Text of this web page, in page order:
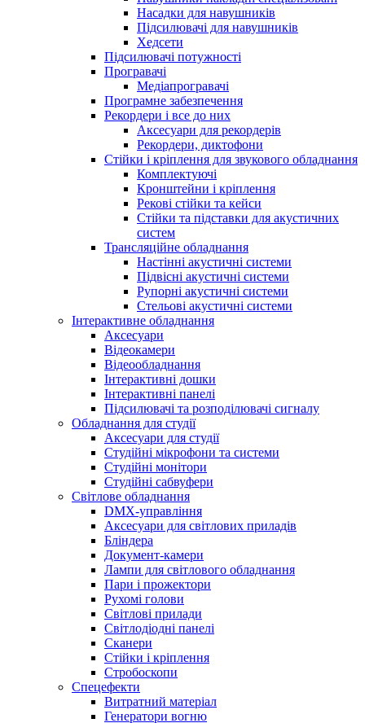
Насадки для навушників
Підсилювачі для навушників
Хедсети
Підсилювачі потужності
Програвачі
Медіапрогравачі
Програмне забезпечення
Рекордери і все до них
Аксесуари для рекордерів
Рекордери, диктофони
Стійки і кріплення для звукового обладнання
Комплектуючі
Кронштейни і кріплення
Рекові стійки та кейси
Стійки та підставки для акустичних
систем
Трансляційне обладнання
Настінні акустичні системи
Підвісні акустичні системи
Рупорні акустичні системи
Стельові акустичні системи
Інтерактивне обладнання
Аксесуари
Відеокамери
Відеообладнання
Інтерактивні дошки
Інтерактивні панелі
Підсилювачі та розподілювачі сигналу
Обладнання для студії
Аксесуари для студії
Студійні мікрофони та системи
Студійні монітори
Студійні сабвуфери
Світлове обладнання
DMX-управління
Аксесуари для світлових приладів
Бліндера
Документ-камери
Лампи для світлового обладнання
Пари і прожектори
Рухомі голови
Світлові прилади
Світлодіодні панелі
Сканери
Стійки і кріплення
Стробоскопи
Спецефекти
Витратний матеріал
Генератори вогню